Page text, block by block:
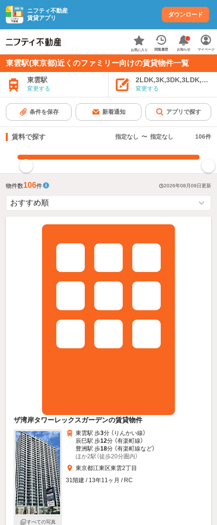
ニフティ不動産
賃貸アプリ
ダウンロード
お気に入り 閲覧履歴 お知らせ マイページ
東雲駅(東京都)近くのファミリー向けの賃貸物件一覧
東雲駅
変更する 変更する
条件を保存 新着通知 アプリで探す
賃料で探す 指定なし 〜 指定なし 106件
物件数106件 2026年08月09日更新
ザ湾岸タワーレックスガーデンの賃貸物件
すべての写真
東雲駅 歩3分 （りんかい線）
辰巳駅 歩12分 （有楽町線）
豊洲駅 歩18分 （有楽町線など）
ほか2駅（徒歩20分圏内）
東京都江東区東雲2丁目
31階建 / 13年11ヶ月 / RC